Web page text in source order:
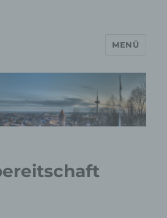
Beratung
MENÜ